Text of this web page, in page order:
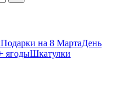
Подарки на 8 МартаДень
ягодыШкатулки